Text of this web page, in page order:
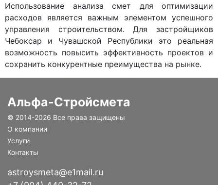
Использование анализа смет для оптимизации
расходов является важным элементом успешного
управления строительством. Для застройщиков
Чебоксар и Чувашской Республики это реальная
возможность повысить эффективность проектов и
сохранить конкурентные преимущества на рынке.
Альфа-Стройсмета
© 2014-2026 Все права защищены
О компании
Услуги
Контакты
astroysmeta@e1mail.ru